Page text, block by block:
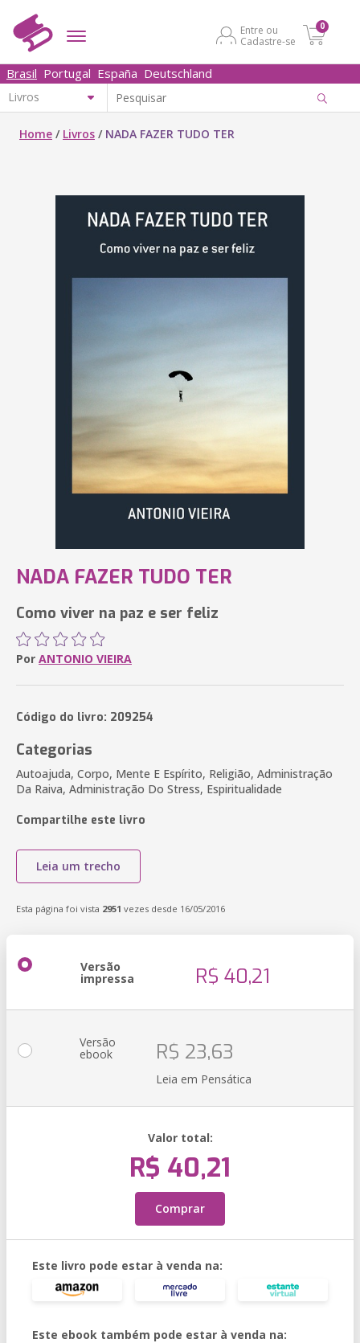
Entre ou
Cadastre-se
0
Brasil Portugal España Deutschland
Home / Livros / NADA FAZER TUDO TER
NADA FAZER TUDO TER
Como viver na paz e ser feliz
Por ANTONIO VIEIRA
Código do livro: 209254
Categorias
Autoajuda, Corpo, Mente E Espírito, Religião, Administração
Da Raiva, Administração Do Stress, Espiritualidade
Compartilhe este livro
Leia um trecho
Esta página foi vista 2951 vezes desde 16/05/2016
Versão
impressa R$ 40,21
Versão
ebook R$ 23,63
Leia em Pensática
Valor total:
R$ 40,21
Comprar
Este livro pode estar à venda na:
Este ebook também pode estar à venda na: